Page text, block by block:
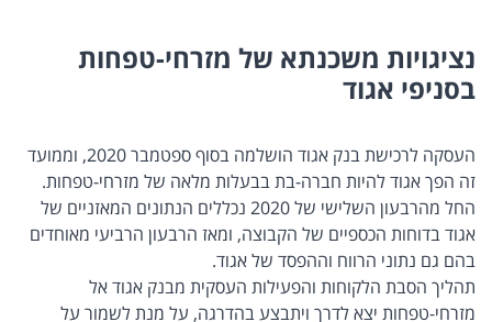
נציגויות משכנתא של מזרחי-טפחות
בסניפי אגוד
העסקה לרכישת בנק אגוד הושלמה בסוף ספטמבר 2020, וממועד
זה הפך אגוד להיות חברה-בת בבעלות מלאה של מזרחי-טפחות.
החל מהרבעון השלישי של 2020 נכללים הנתונים המאזניים של
אגוד בדוחות הכספיים של הקבוצה, ומאז הרבעון הרביעי מאוחדים
בהם גם נתוני הרווח וההפסד של אגוד.
תהליך הסבת הלקוחות והפעילות העסקית מבנק אגוד אל
מזרחי-טפחות יצא לדרך ויתבצע בהדרגה, על מנת לשמור על